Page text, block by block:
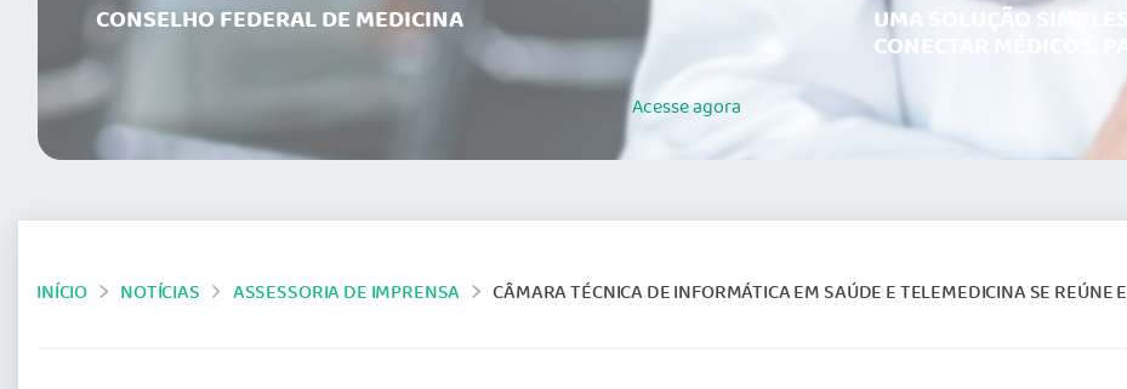
CONSELHO FEDERAL DE MEDICINA
Acesseagora
UMA SOLUÇÃO
CONECTAR MÉDICOS,
INÍCIO NOTÍCIAS ASSESSORIA DE IMPRENSA CÂMARA TÉCNICA DE INFORMÁTICA EM SAÚDE E TELEMEDICINA SE REÚNE